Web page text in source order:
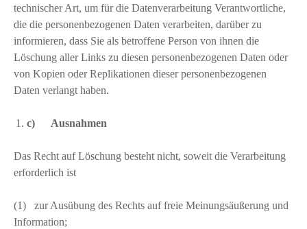
technischer Art, um für die Datenverarbeitung Verantwortliche,
die die personenbezogenen Daten verarbeiten, darüber zu
informieren, dass Sie als betroffene Person von ihnen die
Löschung aller Links zu diesen personenbezogenen Daten oder
von Kopien oder Replikationen dieser personenbezogenen
Daten verlangt haben.
c) Ausnahmen
Das Recht auf Löschung besteht nicht, soweit die Verarbeitung
erforderlich ist
(1) zur Ausübung des Rechts auf freie Meinungsäußerung und
Information;